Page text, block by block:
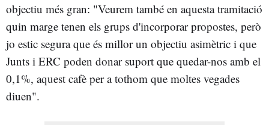
objectiu més gran: "Veurem també en aquesta tramitació
quin marge tenen els grups d'incorporar propostes, però
jo estic segura que és millor un objectiu asimètric i que
Junts i ERC poden donar suport que quedar-nos amb el
0,1%, aquest cafè per a tothom que moltes vegades
diuen".